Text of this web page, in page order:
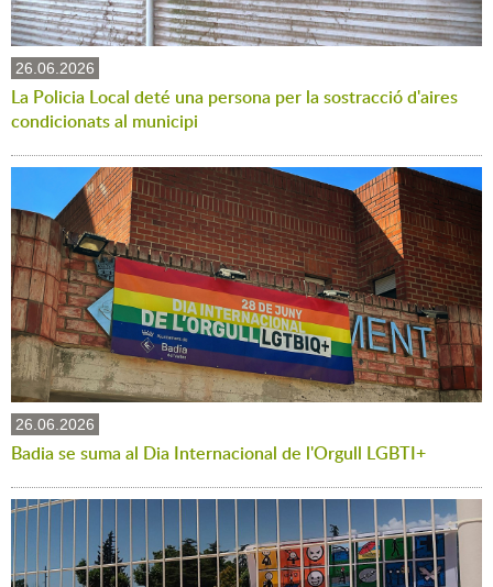
26.06.2026
La Policia Local deté una persona per la sostracció d'aires
condicionats al municipi
26.06.2026
Badia se suma al Dia Internacional de l'Orgull LGBTI+